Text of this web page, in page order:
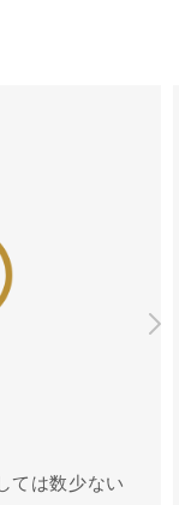
ては数少ない